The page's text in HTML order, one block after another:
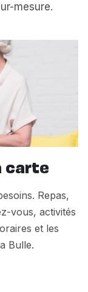
mesure.
carte
Repas,
vous, activités
et les
Bulle.